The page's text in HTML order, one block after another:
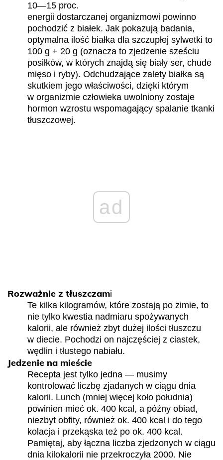
10—15 proc.
energii dostarczanej organizmowi powinno
pochodzić z białek. Jak pokazują badania,
optymalna ilość białka dla szczupłej sylwetki to
100 g + 20 g (oznacza to zjedzenie sześciu
posiłków, w których znajdą się biały ser, chude
mięso i ryby). Odchudzające zalety białka są
skutkiem jego właściwości, dzięki którym
w organizmie człowieka uwolniony zostaje
hormon wzrostu wspomagający spalanie tkanki
tłuszczowej.
ad
Rozważnie z tłuszczami
Te kilka kilogramów, które zostają po zimie, to
nie tylko kwestia nadmiaru spożywanych
kalorii, ale również zbyt dużej ilości tłuszczu
w diecie. Pochodzi on najczęściej z ciastek,
wędlin i tłustego nabiału.
Jedzenie na mieście
Recepta jest tylko jedna — musimy
kontrolować liczbę zjadanych w ciągu dnia
kalorii. Lunch (mniej więcej koło południa)
powinien mieć ok. 400 kcal, a późny obiad,
niezbyt obfity, również ok. 400 kcal i do tego
kolacja i przekąska też po ok. 400 kcal.
Pamiętaj, aby łączna liczba zjedzonych w ciągu
dnia kilokalorii nie przekroczyła 2000. Nie